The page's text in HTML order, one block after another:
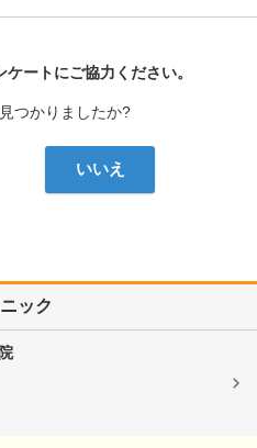
ケートにご協力ください。
つかりましたか?
いいえ
ック